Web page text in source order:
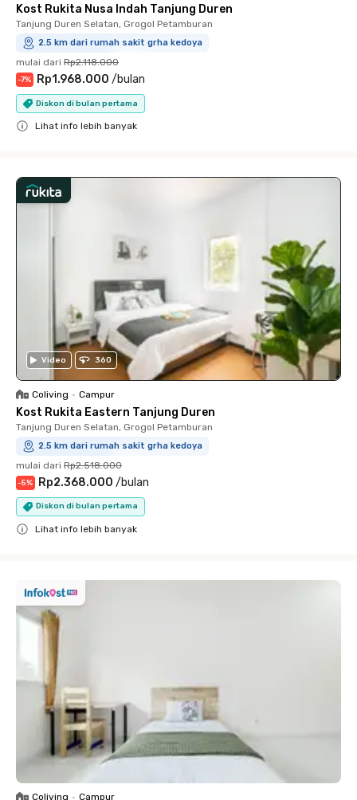
Kost Rukita Nusa Indah Tanjung Duren
Tanjung Duren Selatan, Grogol Petamburan
2.5 km dari rumah sakit grha kedoya
mulai dari Rp2.118.000
-7% Rp1.968.000 /bulan
Diskon di bulan pertama
Lihat info lebih banyak
Video 360
Coliving • Campur
Kost Rukita Eastern Tanjung Duren
Tanjung Duren Selatan, Grogol Petamburan
2.5 km dari rumah sakit grha kedoya
mulai dari Rp2.518.000
-5% Rp2.368.000 /bulan
Diskon di bulan pertama
Lihat info lebih banyak
Coliving • Campur